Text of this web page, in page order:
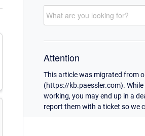
Attention
This article was migrated from
(https://kb.paessler.com).
working, you may end up in a
report them with a ticket so we